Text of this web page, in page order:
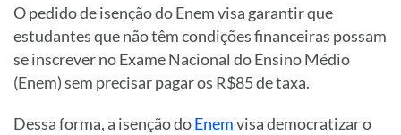
O pedido de isenção do Enem visa garantir que
estudantes que não têm condições financeiras possam
se inscrever no Exame Nacional do Ensino Médio
(Enem) sem precisar pagar os R$85 de taxa.
Dessa forma, a isenção doEnemvisa democratizar o